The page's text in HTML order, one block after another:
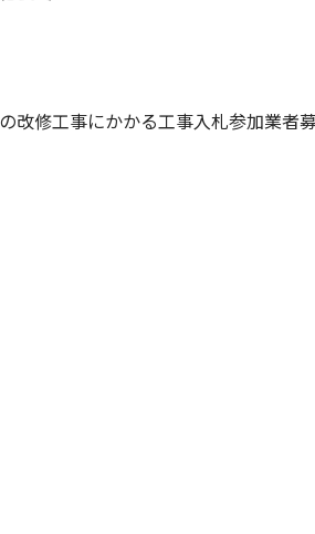
改修工事にかかる工事入札参加業者